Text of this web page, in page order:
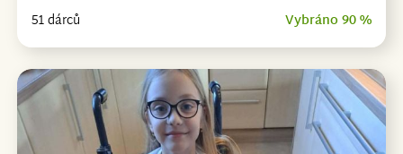
51 dárců Vybráno 90 %